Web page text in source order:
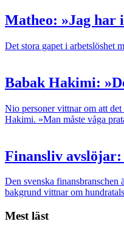
Matheo: »Jag har
Det stora gapet i arbetslöshet
Babak Hakimi:
Nio personer vittnar om att
Hakimi. »Man måste våga
Finansliv avslöjar:
Den svenska
bakgrund vittnar om
Mest läst